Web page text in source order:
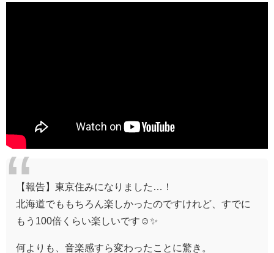
【報告】東京住みになりました…！
北海道でももちろん楽しかったのですけれど、すでに
もう100倍くらい楽しいです☺️✨
何よりも、音楽感すら変わったことに驚き。